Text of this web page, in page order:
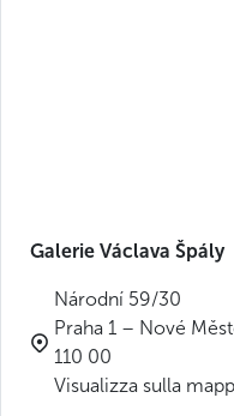
Galerie Václava Špály
Národní 59/30
Praha 1 – Nové
110 00
Visualizza sulla